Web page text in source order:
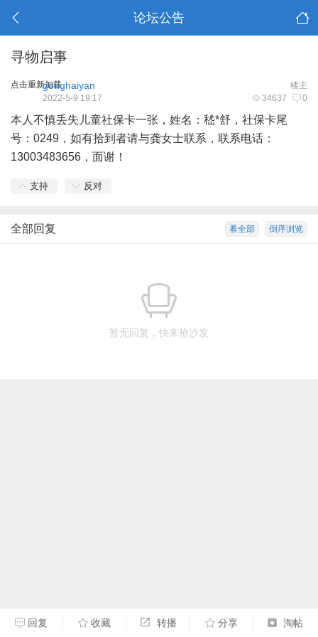
论坛公告
寻物启事
点击重新加载 楼主
gonghaiyan
34637 0
2022-5-9 19:17
本人不慎丢失儿童社保卡一张，姓名：嵇*舒，社保卡尾
号：0249，如有拾到者请与龚女士联系，联系电话：
13003483656，面谢！
支持 反对
倒序浏览
看全部
全部回复
暂无回复，快来抢沙发
回复 收藏 转播 分享 淘帖